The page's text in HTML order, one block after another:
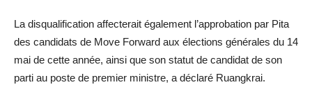
La disqualification affecterait également l’approbation par Pita
des candidats de Move Forward aux élections générales du 14
mai de cette année, ainsi que son statut de candidat de son
parti au poste de premier ministre, a déclaré Ruangkrai.